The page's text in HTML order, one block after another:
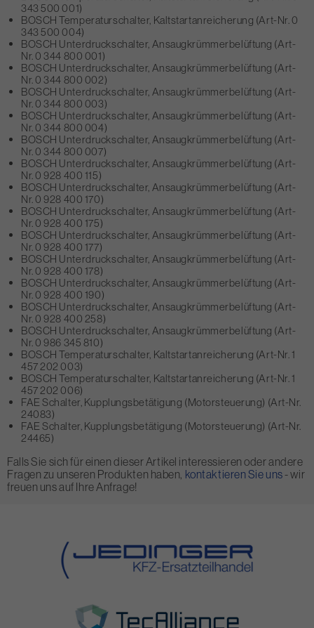
343 500 001)
BOSCH Temperaturschalter, Kaltstartanreicherung (Art-Nr. 0
343 500 004)
BOSCH Unterdruckschalter, Ansaugkrümmerbelüftung (Art-
Nr. 0 344 800 001)
BOSCH Unterdruckschalter, Ansaugkrümmerbelüftung (Art-
Nr. 0 344 800 002)
BOSCH Unterdruckschalter, Ansaugkrümmerbelüftung (Art-
Nr. 0 344 800 003)
BOSCH Unterdruckschalter, Ansaugkrümmerbelüftung (Art-
Nr. 0 344 800 004)
BOSCH Unterdruckschalter, Ansaugkrümmerbelüftung (Art-
Nr. 0 344 800 007)
BOSCH Unterdruckschalter, Ansaugkrümmerbelüftung (Art-
Nr. 0 928 400 115)
BOSCH Unterdruckschalter, Ansaugkrümmerbelüftung (Art-
Nr. 0 928 400 170)
BOSCH Unterdruckschalter, Ansaugkrümmerbelüftung (Art-
Nr. 0 928 400 175)
BOSCH Unterdruckschalter, Ansaugkrümmerbelüftung (Art-
Nr. 0 928 400 177)
BOSCH Unterdruckschalter, Ansaugkrümmerbelüftung (Art-
Nr. 0 928 400 178)
BOSCH Unterdruckschalter, Ansaugkrümmerbelüftung (Art-
Nr. 0 928 400 190)
BOSCH Unterdruckschalter, Ansaugkrümmerbelüftung (Art-
Nr. 0 928 400 258)
BOSCH Unterdruckschalter, Ansaugkrümmerbelüftung (Art-
Nr. 0 986 345 810)
BOSCH Temperaturschalter, Kaltstartanreicherung (Art-Nr. 1
457 202 003)
BOSCH Temperaturschalter, Kaltstartanreicherung (Art-Nr. 1
457 202 006)
FAE Schalter, Kupplungsbetätigung (Motorsteuerung) (Art-Nr.
24083)
FAE Schalter, Kupplungsbetätigung (Motorsteuerung) (Art-Nr.
24465)
Falls Sie sich für einen dieser Artikel interessieren oder andere
Fragen zu unseren Produkten haben, kontaktieren Sie uns- wir
freuen uns auf Ihre Anfrage!